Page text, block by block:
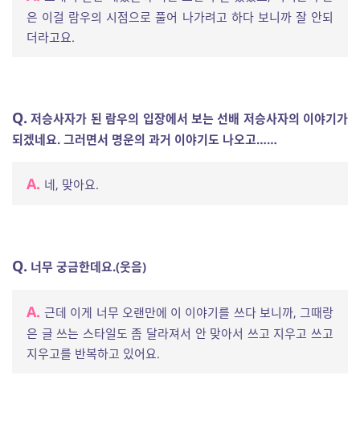
은 이걸 람우의 시점으로 풀어 나가려고 하다 보니까 잘 안되
더라고요.
Q. 저승사자가 된 람우의 입장에서 보는 선배 저승사자의 이야기가
되겠네요. 그러면서 명운의 과거 이야기도 나오고……
A. 네, 맞아요.
Q. 너무 궁금한데요.(웃음)
A. 근데 이게 너무 오랜만에 이 이야기를 쓰다 보니까, 그때랑
은 글 쓰는 스타일도 좀 달라져서 안 맞아서 쓰고 지우고 쓰고
지우고를 반복하고 있어요.